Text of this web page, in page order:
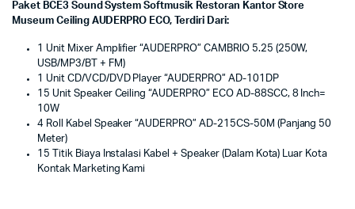
Paket BCE3 Sound System Softmusik Restoran Kantor Store
Museum Ceiling AUDERPRO ECO, Terdiri Dari:
1 Unit Mixer Amplifier “AUDERPRO” CAMBRIO 5.25 (250W,
USB/MP3/BT + FM)
1 Unit CD/VCD/DVD Player “AUDERPRO” AD-101DP
15 Unit Speaker Ceiling “AUDERPRO” ECO AD-88SCC, 8 Inch=
10W
4 Roll Kabel Speaker “AUDERPRO” AD-215CS-50M (Panjang 50
Meter)
15 Titik Biaya Instalasi Kabel + Speaker (Dalam Kota) Luar Kota
Kontak Marketing Kami